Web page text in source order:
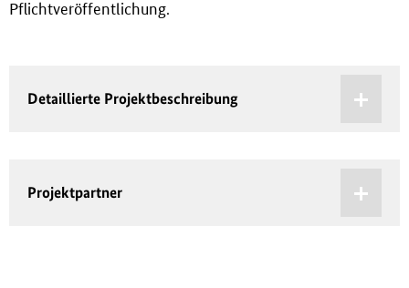
Pflichtveröffentlichung.
Detaillierte Projektbeschreibung
Projektpartner